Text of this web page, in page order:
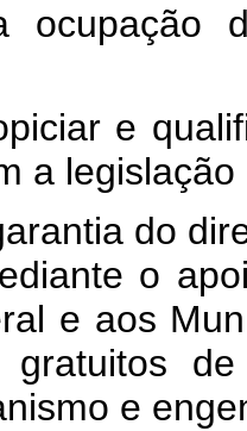
e
a
do
o
e aos
gratuitos
e